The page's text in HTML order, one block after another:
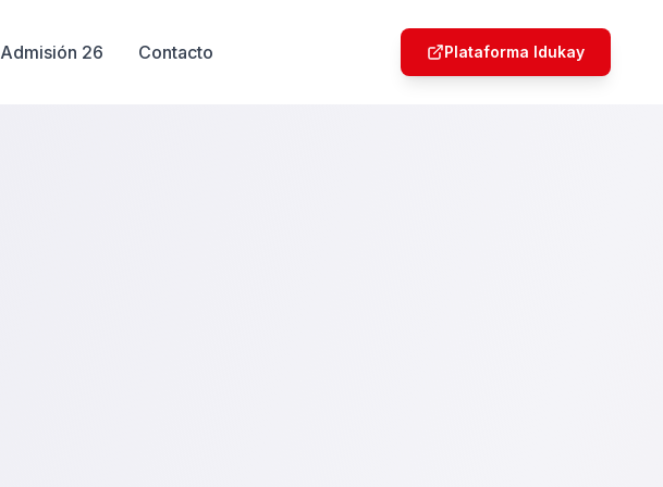
Admisión 26 Contacto Plataforma Idukay